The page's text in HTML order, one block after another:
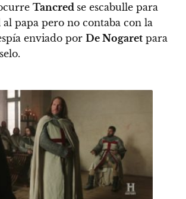
Tancred se escabulle para
papa pero no contaba con la
enviado por De Nogaret para